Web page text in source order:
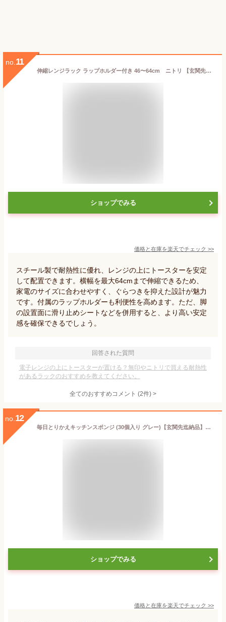
no. 11
伸縮レンジラック ラップホルダー付き 46〜64cm ニトリ 【玄関先迄納品】
ショップでみる
価格と在庫を楽天でチェック >>
スチール製で耐熱性に優れ、レンジの上にトースターを安定
して配置できます。横幅を最大64cmまで伸縮できるため、
家電のサイズに合わせやすく、ぐらつきを抑えた設計が魅力
です。付属のラップホルダーも利便性を高めます。ただ、脚
の設置面に滑り止めシートなどを併用すると、より高い安定
感を確保できるでしょう。
回答された質問
電子レンジの上にトースターが置ける？無印やニトリで買える耐熱性
があるラックのおすすめを教えてください。
全てのおすすめコメント (2件) >
no. 12
毎日とりかえキッチンスポンジ (30個入り グレー)【玄関先迄納品】 ニトリ 【期間限定価格：4/6まで】 みんなの新生活応援キャンペーン
ショップでみる
価格と在庫を楽天でチェック >>